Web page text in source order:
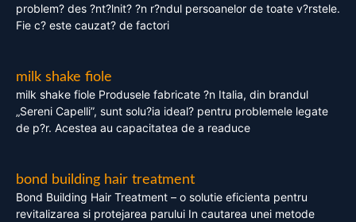
problem? des ?nt?lnit? ?n r?ndul persoanelor de toate v?rstele.
Fie c? este cauzat? de factori
milk shake fiole
milk shake fiole Produsele fabricate ?n Italia, din brandul
„Sereni Capelli”, sunt solu?ia ideal? pentru problemele legate
de p?r. Acestea au capacitatea de a readuce
bond building hair treatment
Bond Building Hair Treatment – o solutie eficienta pentru
revitalizarea si protejarea parului In cautarea unei metode